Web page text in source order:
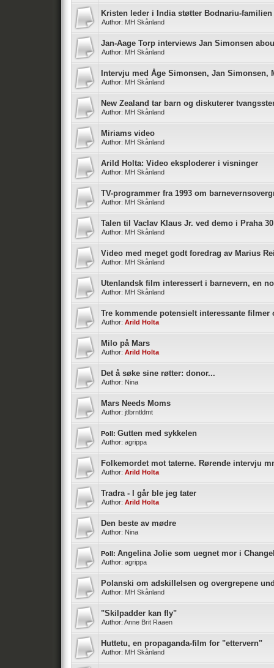
Kristen leder i India støtter Bodnariu-familien
Author: MH Skånland
Jan-Aage Torp interviews Jan Simonsen
Author: MH Skånland
Intervju med Åge Simonsen, Jan Simonsen,
Author: MH Skånland
New Zealand tar barn og diskuterer
Author: MH Skånland
Miriams video
Author: MH Skånland
Arild Holta: Video eksploderer i visninger
Author: MH Skånland
TV-programmer fra 1993 om
Author: MH Skånland
Talen til Vaclav Klaus Jr. ved demo i Praha
Author: MH Skånland
Video med meget godt foredrag av Marius
Author: MH Skånland
Utenlandsk film interessert i barnevern, en
Author: MH Skånland
Tre kommende potensielt interessante filmer
Author: Arild Holta
Milo på Mars
Author: Arild Holta
Det å søke sine røtter: donor...
Author: Nina
Mars Needs Moms
Author: jtlbrntldmt
Poll: Gutten med sykkelen
Author: agrippa
Folkemordet mot taterne. Rørende intervju
Author: Arild Holta
Tradra - I går ble jeg tater
Author: Arild Holta
Den beste av mødre
Author: Nina
Poll: Angelina Jolie som uegnet mor i
Author: agrippa
Polanski om adskillelsen og overgrepene
Author: MH Skånland
"Skilpadder kan fly"
Author: Anne Brit Raaen
Huttetu, en propaganda-film for "ettervern"
Author: MH Skånland